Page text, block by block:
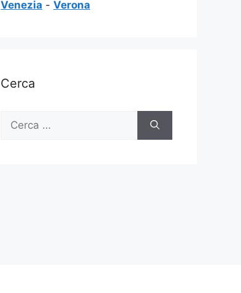
Venezia - Verona
Cerca
Ricerca